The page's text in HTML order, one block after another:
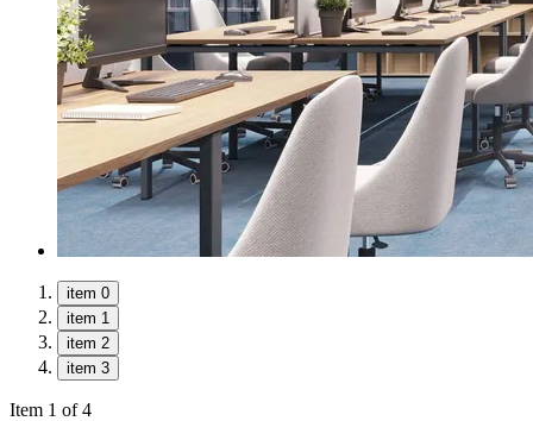
item 0
item 1
item 2
item 3
Item 1 of 4